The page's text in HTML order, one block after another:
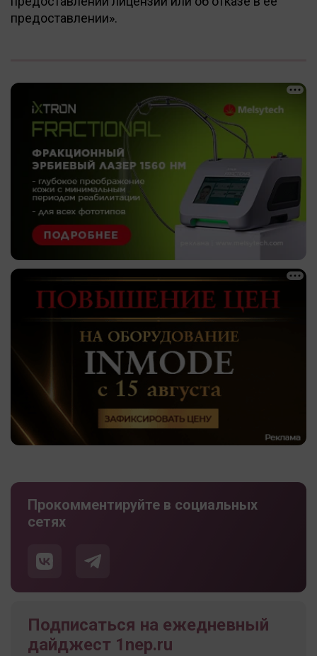
предоставлении».
Прокомментируйте в социальных
сетях
Подписаться на ежедневный
дайджест 1nep.ru